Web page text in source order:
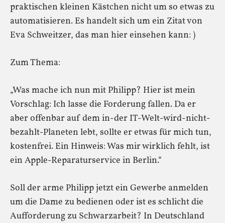
praktischen kleinen Kästchen nicht um so etwas zu
automatisieren. Es handelt sich um ein Zitat von
Eva Schweitzer, das man hier einsehen kann: )
Zum Thema:
„Was mache ich nun mit Philipp? Hier ist mein
Vorschlag: Ich lasse die Forderung fallen. Da er
aber offenbar auf dem in-der IT-Welt-wird-nicht-
bezahlt-Planeten lebt, sollte er etwas für mich tun,
kostenfrei. Ein Hinweis: Was mir wirklich fehlt, ist
ein Apple-Reparaturservice in Berlin.“
Soll der arme Philipp jetzt ein Gewerbe anmelden
um die Dame zu bedienen oder ist es schlicht die
Aufforderung zu Schwarzarbeit? In Deutschland